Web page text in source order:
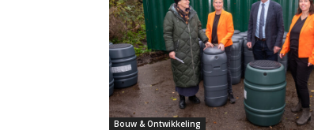
Bouw & Ontwikkeling